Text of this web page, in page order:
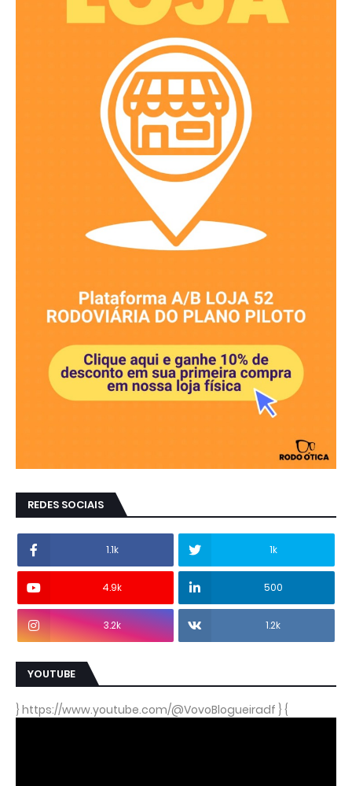
REDES SOCIAIS
1.1k 1k
4.9k 500
3.2k 1.2k
YOUTUBE
} https://www.youtube.com/@VovoBlogueiradf } {